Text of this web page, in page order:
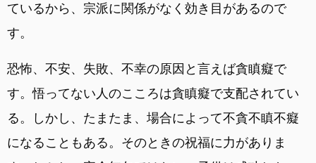
ているから、宗派に関係がなく効き目があるので
す。
恐怖、不安、失敗、不幸の原因と言えば貪瞋癡で
す。悟ってない人のこころは貪瞋癡で支配されてい
る。しかし、たまたま、場合によって不貪不瞋不癡
になることもある。そのときの祝福に力がありま